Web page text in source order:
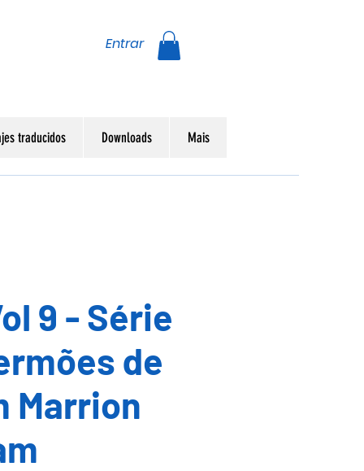
Entrar
traducidos Downloads Mais
9 - Série
de
Marrion